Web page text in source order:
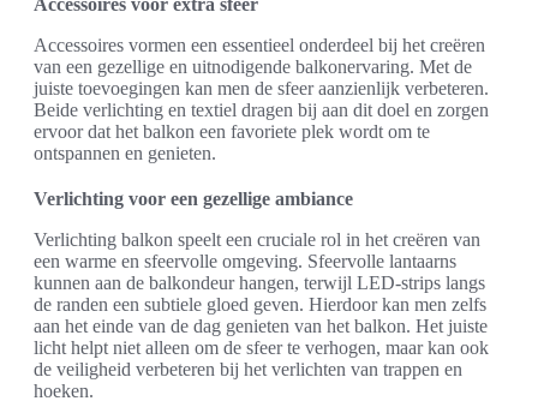
Accessoires voor extra sfeer
Accessoires vormen een essentieel onderdeel bij het creëren
van een gezellige en uitnodigende balkonervaring. Met de
juiste toevoegingen kan men de sfeer aanzienlijk verbeteren.
Beide verlichting en textiel dragen bij aan dit doel en zorgen
ervoor dat het balkon een favoriete plek wordt om te
ontspannen en genieten.
Verlichting voor een gezellige ambiance
Verlichting balkon speelt een cruciale rol in het creëren van
een warme en sfeervolle omgeving. Sfeervolle lantaarns
kunnen aan de balkondeur hangen, terwijl LED-strips langs
de randen een subtiele gloed geven. Hierdoor kan men zelfs
aan het einde van de dag genieten van het balkon. Het juiste
licht helpt niet alleen om de sfeer te verhogen, maar kan ook
de veiligheid verbeteren bij het verlichten van trappen en
hoeken.